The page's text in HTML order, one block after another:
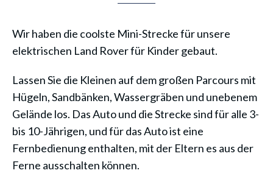
Wir haben die coolste Mini-Strecke für unsere
elektrischen Land Rover für Kinder gebaut.
Lassen Sie die Kleinen auf dem großen Parcours mit
Hügeln, Sandbänken, Wassergräben und unebenem
Gelände los. Das Auto und die Strecke sind für alle 3-
bis 10-Jährigen, und für das Auto ist eine
Fernbedienung enthalten, mit der Eltern es aus der
Ferne ausschalten können.